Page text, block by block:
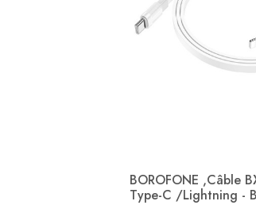
BOROFONE ,câble
Type-C /Lightning -